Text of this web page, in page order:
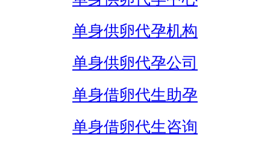
单身供卵代孕机构
单身供卵代孕公司
单身借卵代生助孕
单身借卵代生咨询